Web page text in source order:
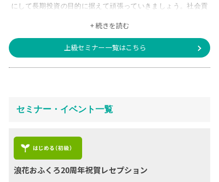
にして長期投資の目的に据えて頑張っていきましょう。社会貢
っていきたいと思っています。「ほろ酔いトーク」、「パリミ
キアセット感謝祭」、「ワインの勉強会」、「たねころ山農園
ツアー」、「ヴィンテージになれるかもツアー」
+ 続きを読む
上級セミナー一覧はこちら
セミナー・イベント一覧
浪花おふくろ20周年祝賀レセプション